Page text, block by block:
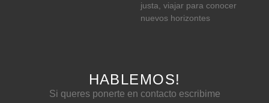
justa, viajar para conocer
nuevos horizontes
HABLEMOS!
Si queres ponerte en contacto escribime